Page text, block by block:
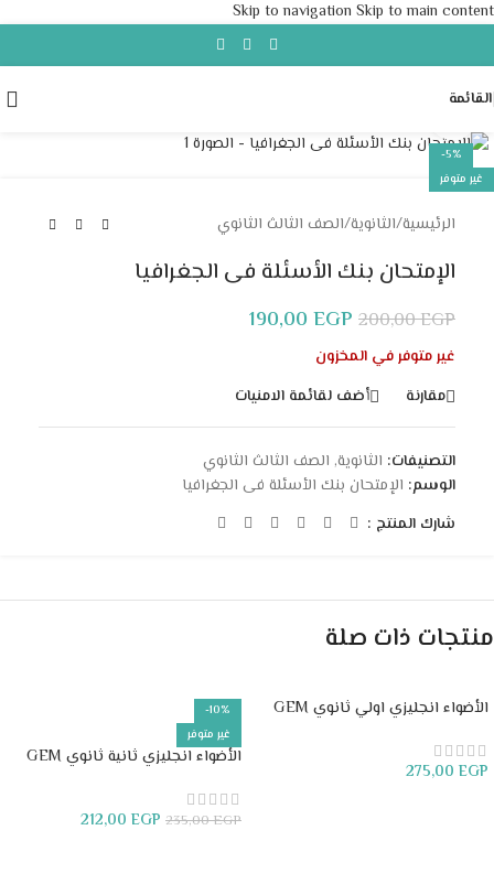
Skip to navigation Skip to main content
القائمة
-5%
غير متوفر
الرئيسية/الثانوية/الصف الثالث الثانوي
الإمتحان بنك الأسئلة فى الجغرافيا
200,00EGP
190,00 EGP
غير متوفر في المخزون
مقارنة
أضف لقائمة الامنيات
التصنيفات: الثانوية, الصف الثالث الثانوي
الوسم: الإمتحان بنك الأسئلة فى الجغرافيا
شارك المنتج :
منتجات ذات صلة
الأضواء انجليزي اولي ثانوي GEM
275,00 EGP
-10%
غير متوفر
الأضواء انجليزي ثانية ثانوي GEM
235,00EGP
212,00 EGP